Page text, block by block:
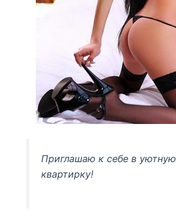
Приглашаю к себе в уютную
квартирку!